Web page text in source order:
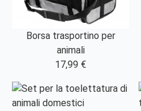
Borsa trasportino per
animali
17,99 €